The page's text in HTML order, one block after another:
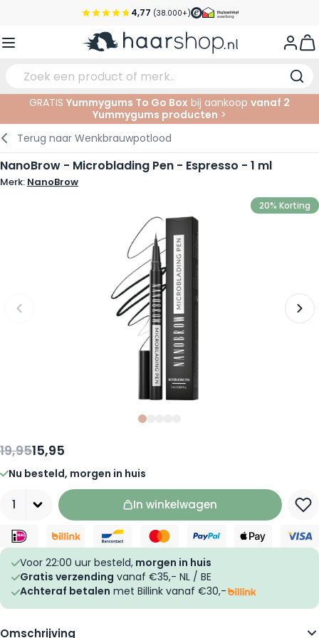
Ga naar de inhoud 4,77 (38.000+)
Voor 22:00 uur besteld, morgen in huis*
Service & Contact
Verzorging
Haarstyling
Haarkleuringen
Gezichtsverzorging
Lichaamsverzorging
Tanning
Wenkbrauwen
Ogen
Lippen
Nagelproducten
Nagel Accessoires
Haarproducten
Scheerproducten
Baardproducten
Elektrisch
Scheren
Knipbenodigdheden
In de Salon
Knippen
Kleuren
GRATIS Yummygums To Go Box bij aankoop vanaf 2
Yummygums producten >
Terug naar Wenkbrauwpotlood
NanoBrow - Microblading Pen - Espresso - 1 ml
Merk: NanoBrow
20% Korting
Slide
19,9515,95
Nu besteld, morgen in huis
In winkelwagen
Voor 22:00 uur besteld, morgen in huis
Gratis verzending vanaf €35,- NL / BE
Achteraf betalen met Billink vanaf €30,-
Omschrijving